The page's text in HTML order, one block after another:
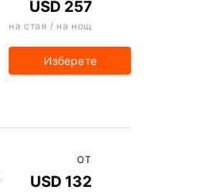
USD 257
на стая / на нощ
Изберете
ОТ
USD 132